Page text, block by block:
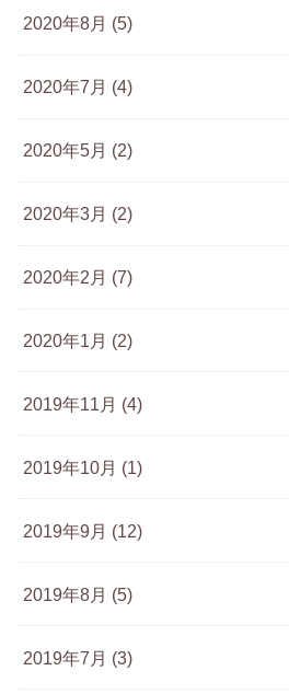
2020年8月 (5)
2020年7月 (4)
2020年5月 (2)
2020年3月 (2)
2020年2月 (7)
2020年1月 (2)
2019年11月 (4)
2019年10月 (1)
2019年9月 (12)
2019年8月 (5)
2019年7月 (3)